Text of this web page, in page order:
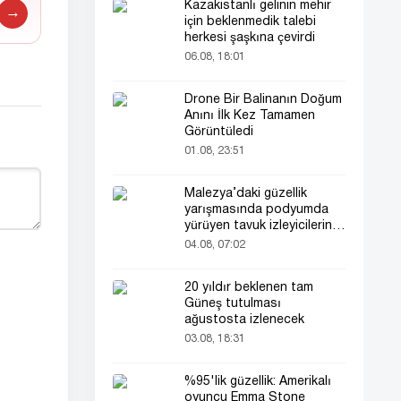
→
Kazakistanlı gelinin mehir
için beklenmedik talebi
herkesi şaşkına çevirdi
06.08, 18:01
Drone Bir Balinanın Doğum
Anını İlk Kez Tamamen
Görüntüledi
01.08, 23:51
Malezya’daki güzellik
yarışmasında podyumda
yürüyen tavuk izleyicilerin
ilgisini çekti
04.08, 07:02
20 yıldır beklenen tam
Güneş tutulması
ağustosta izlenecek
03.08, 18:31
%95'lik güzellik: Amerikalı
oyuncu Emma Stone